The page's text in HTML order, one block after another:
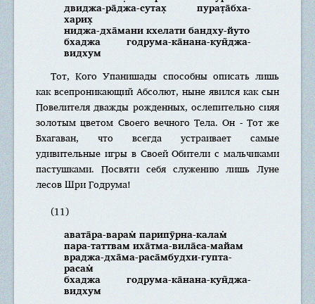
двиджа-ра̄джа-сутах̣ пурат̣а̄бха-
харих̣
ниджа-дха̄мани кхелати бандху-йуто
бхаджа годрума-ка̄нана-кун̃джа-
видхум
Тот, Кого Упанишады способны описать лишь
как всепроникающий Абсолют, ныне явился как сын
Повелителя дважды рожденных, ослепительно сияя
золотым цветом Своего вечного Тела. Он - Тот же
Бхагаван, что всегда устраивает самые
удивительные игры в Своей Обители с мальчиками
пастушками. Посвяти себя служению лишь Луне
лесов Шри Годрума!
(11)
авата̄ра-варам̇ парипӯрна-калам̇
пара-таттвам иха̄тма-вила̄са-майам
враджа-дха̄ма-раса̄мбудхи-гупта-
расам̇
бхаджа годрума-ка̄нана-кун̃джа-
видхум